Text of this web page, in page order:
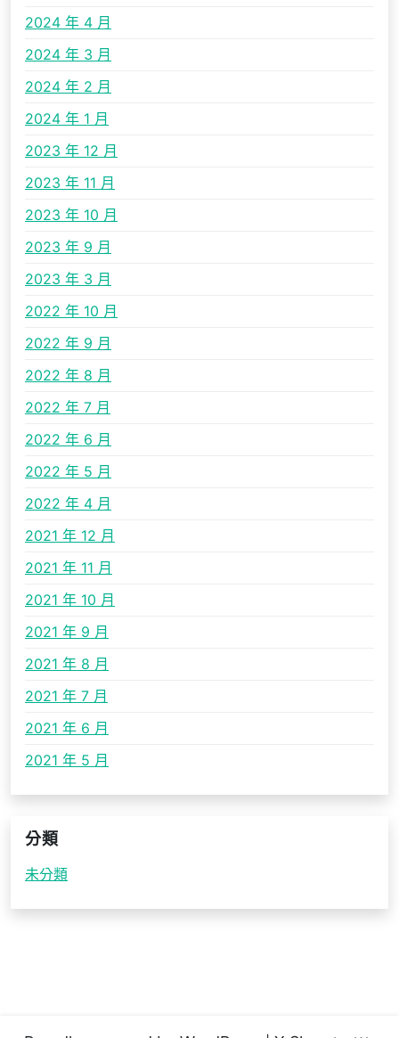
2024 年 4 月
2024 年 3 月
2024 年 2 月
2024 年 1 月
2023 年 12 月
2023 年 11 月
2023 年 10 月
2023 年 9 月
2023 年 3 月
2022 年 10 月
2022 年 9 月
2022 年 8 月
2022 年 7 月
2022 年 6 月
2022 年 5 月
2022 年 4 月
2021 年 12 月
2021 年 11 月
2021 年 10 月
2021 年 9 月
2021 年 8 月
2021 年 7 月
2021 年 6 月
2021 年 5 月
分類
未分類